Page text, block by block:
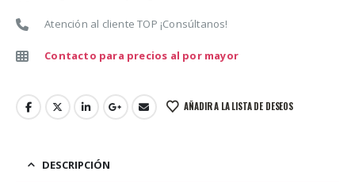
Atención al cliente TOP ¡Consúltanos!
Contacto para precios al por mayor
AÑADIR A LA LISTA DE DESEOS
DESCRIPCIÓN